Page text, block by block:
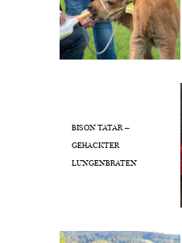
BISON TATAR –
GEHACKTER
LUNGENBRATEN